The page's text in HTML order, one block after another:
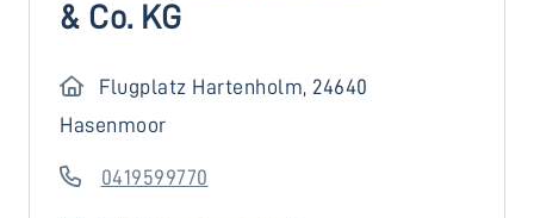
& Co. KG
Flugplatz Hartenholm, 24640
Hasenmoor
0419599770